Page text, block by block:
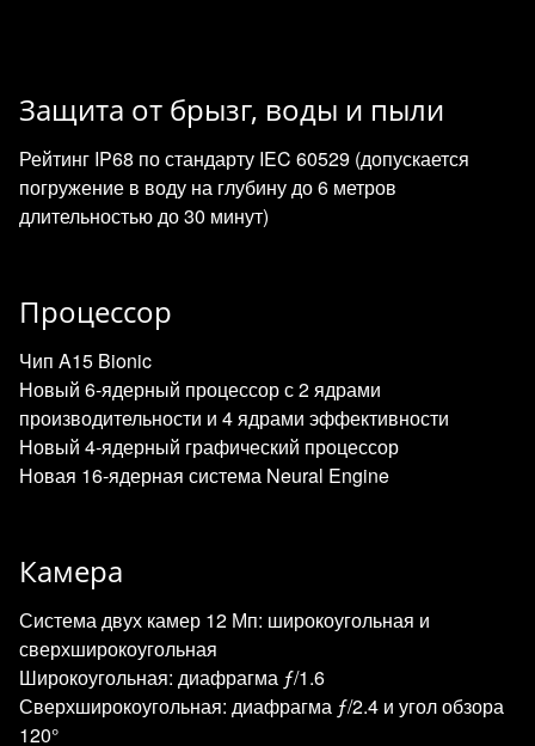
Защита от брызг, воды и пыли
Рейтинг IP68 по стандарту IEC 60529 (допускается
погружение в воду на глубину до 6 метров
длительностью до 30 минут)
Процессор
Чип A15 Bionic
Новый 6‑ядерный процессор с 2 ядрами
производительности и 4 ядрами эффективности
Новый 4‑ядерный графический процессор
Новая 16‑ядерная система Neural Engine
Камера
Система двух камер 12 Мп: широкоугольная и
сверхширокоугольная
Широкоугольная: диафрагма ƒ/1.6
Сверхширокоугольная: диафрагма ƒ/2.4 и угол обзора
120°